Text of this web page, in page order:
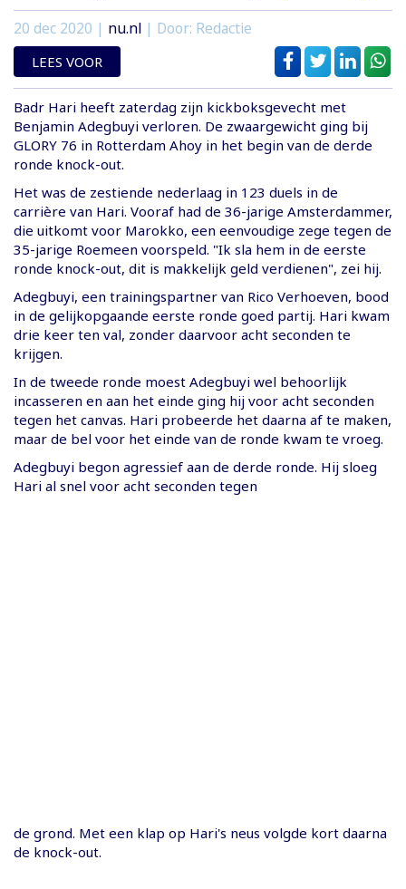
20 dec 2020 | nu.nl | Door: Redactie
LEES VOOR
Badr Hari heeft zaterdag zijn kickboksgevecht met
Benjamin Adegbuyi verloren. De zwaargewicht ging bij
GLORY 76 in Rotterdam Ahoy in het begin van de derde
ronde knock-out.
Het was de zestiende nederlaag in 123 duels in de
carrière van Hari. Vooraf had de 36-jarige Amsterdammer,
die uitkomt voor Marokko, een eenvoudige zege tegen de
35-jarige Roemeen voorspeld. "Ik sla hem in de eerste
ronde knock-out, dit is makkelijk geld verdienen", zei hij.
Adegbuyi, een trainingspartner van Rico Verhoeven, bood
in de gelijkopgaande eerste ronde goed partij. Hari kwam
drie keer ten val, zonder daarvoor acht seconden te
krijgen.
In de tweede ronde moest Adegbuyi wel behoorlijk
incasseren en aan het einde ging hij voor acht seconden
tegen het canvas. Hari probeerde het daarna af te maken,
maar de bel voor het einde van de ronde kwam te vroeg.
Adegbuyi begon agressief aan de derde ronde. Hij sloeg
Hari al snel voor acht seconden tegen
de grond. Met een klap op Hari's neus volgde kort daarna
de knock-out.